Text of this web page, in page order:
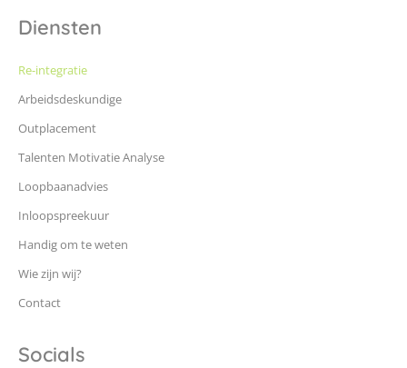
Diensten
Re-integratie
Arbeidsdeskundige
Outplacement
Talenten Motivatie Analyse
Loopbaanadvies
Inloopspreekuur
Handig om te weten
Wie zijn wij?
Contact
Socials